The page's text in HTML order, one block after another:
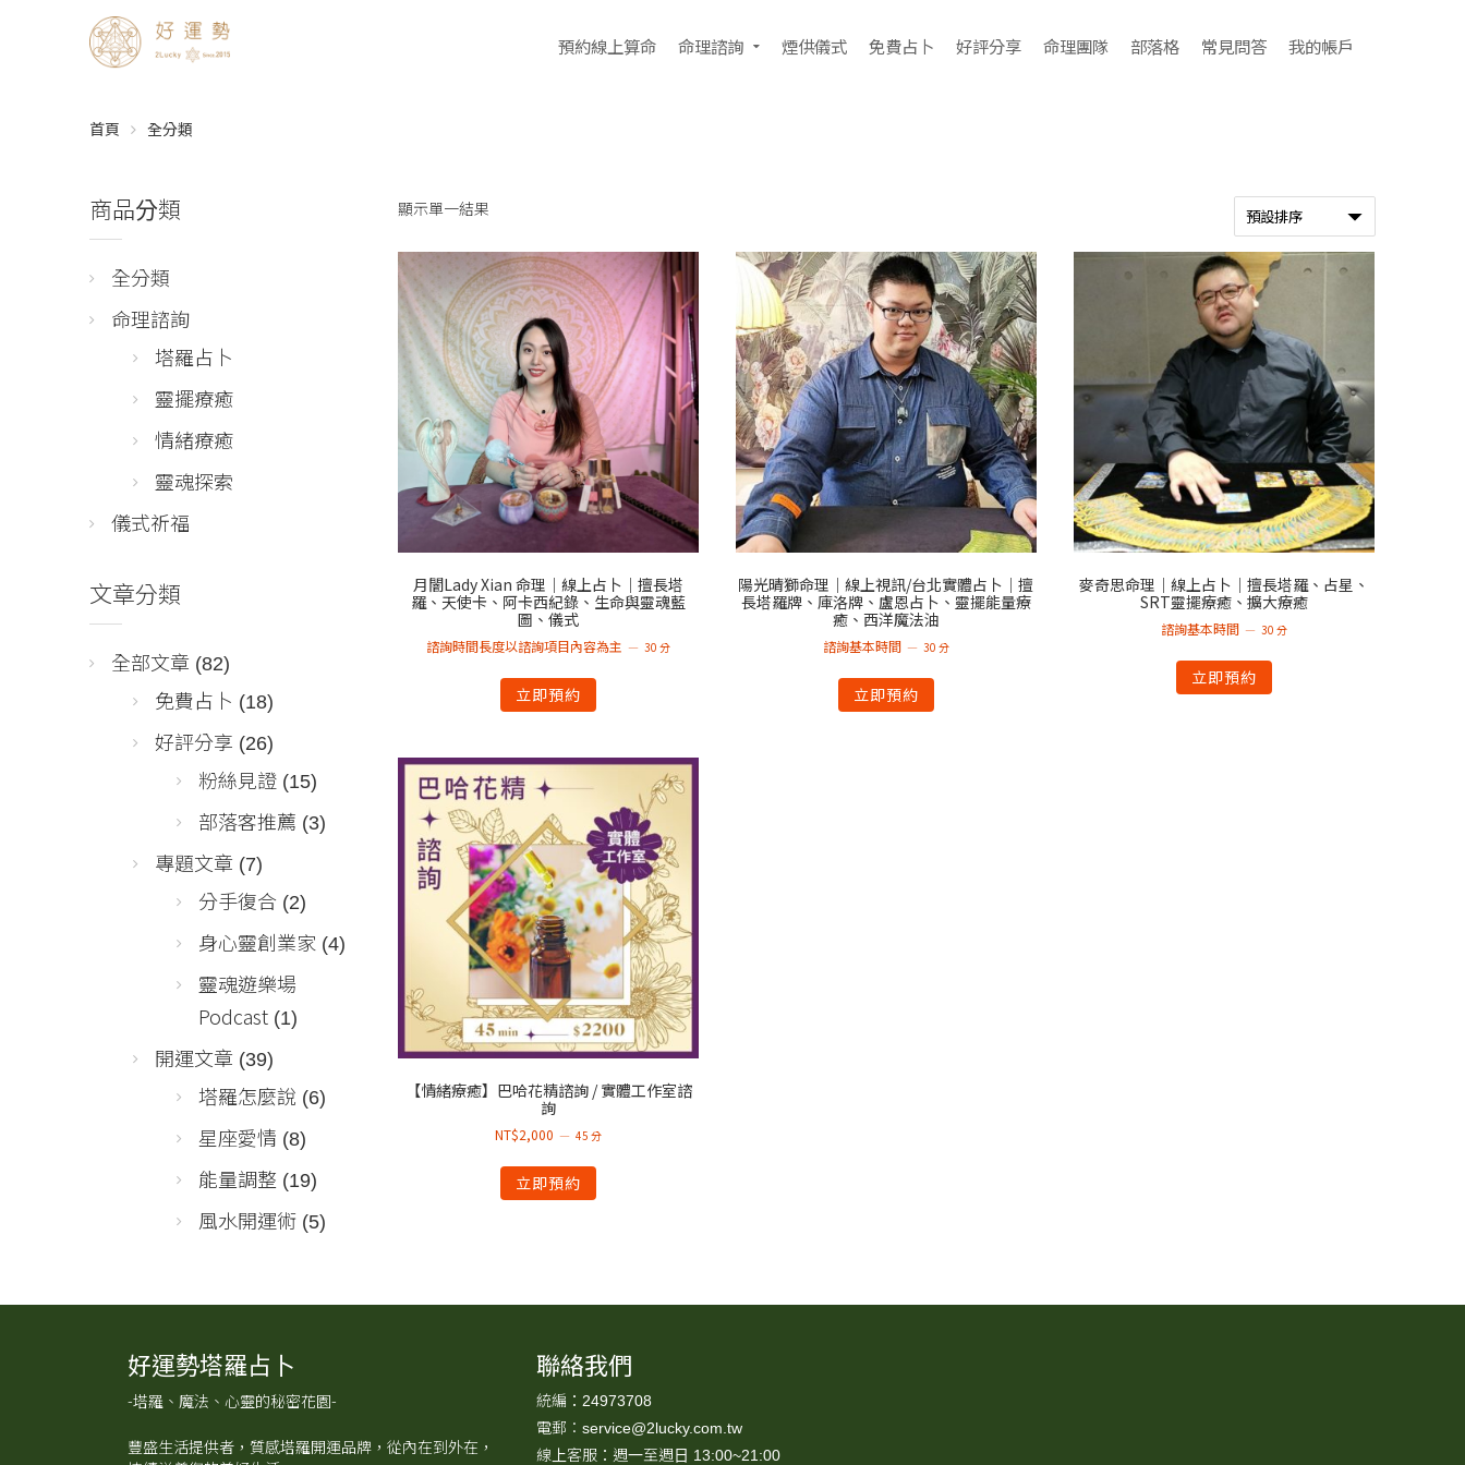
預約線上算命 命理諮詢 煙供儀式 免費占卜 好評分享 命理團隊 部落格 常見問答 我的帳戶
首頁 全分類
顯示單一結果
月闇Lady Xian 命理｜線上占卜｜擅長塔
羅、天使卡、阿卡西紀錄、生命與靈魂藍
圖、儀式
諮詢時間長度以諮詢項目內容為主 30 分
立即預約
陽光晴獅命理｜線上視訊/台北實體占卜｜擅
長塔羅牌、庫洛牌、盧恩占卜、靈擺能量療
癒、西洋魔法油
諮詢基本時間 30 分
立即預約
麥奇思命理｜線上占卜｜擅長塔羅、占星、
SRT靈擺療癒、擴大療癒
諮詢基本時間 30 分
立即預約
【情緒療癒】巴哈花精諮詢 / 實體工作室諮
詢
NT$2,000 45 分
立即預約
商品分類
全分類
命理諮詢
塔羅占卜
靈擺療癒
情緒療癒
靈魂探索
儀式祈福
文章分類
全部文章 (82)
免費占卜 (18)
好評分享 (26)
粉絲見證 (15)
部落客推薦 (3)
專題文章 (7)
分手復合 (2)
身心靈創業家 (4)
靈魂遊樂場
Podcast (1)
開運文章 (39)
塔羅怎麼說 (6)
星座愛情 (8)
能量調整 (19)
風水開運術 (5)
好運勢塔羅占卜
-塔羅、魔法、心靈的秘密花園-
豐盛生活提供者，質感塔羅開運品牌，從內在到外在，
聯絡我們
統編：24973708
電郵：service@2lucky.com.tw
線上客服：週一至週日 13:00~21:00